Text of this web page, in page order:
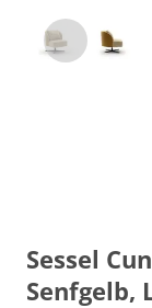
Sessel
Senfgelb,